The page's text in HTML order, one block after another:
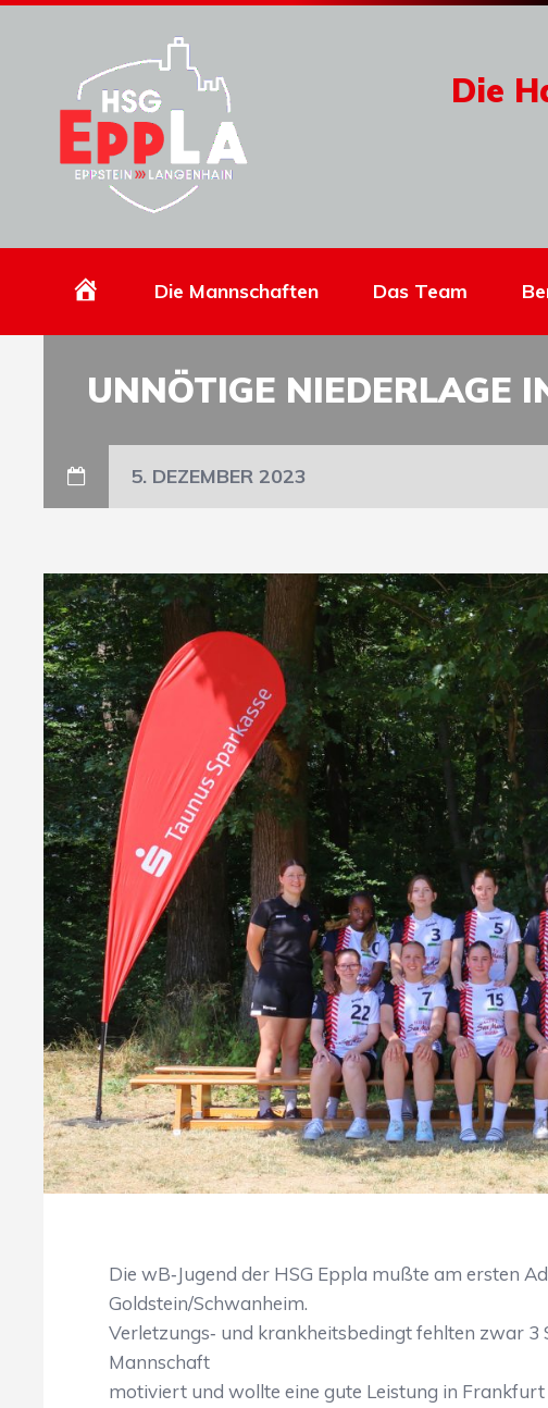
Die
HomepageDie Mannschaften Das Team
UNNÖTIGE NIEDERLAGE
5. DEZEMBER 2023
Die wB‐Jugend der HSG Eppla mußte am ersten
Goldstein/Schwanheim.
Verletzungs‐ und krankheitsbedingt fehlten zwar
Mannschaft
motiviert und wollte eine gute Leistung in Frankfurt